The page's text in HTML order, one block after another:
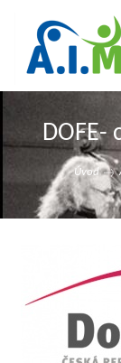
DOFE-
Úvod